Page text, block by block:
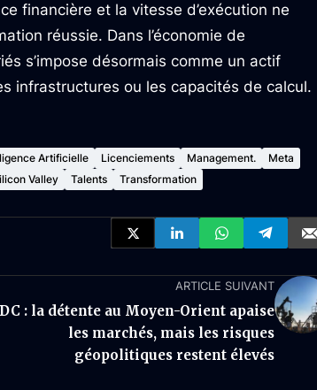
financière et la vitesse d’exécution ne
réussie. Dans l’économie de
s’impose désormais comme un actif
infrastructures ou les capacités de calcul.
Artificielle Licenciements Management.
Meta
Valley Talents Transformation
ARTICLE SUIVANT
: la détente au Moyen-Orient apaise
les marchés, mais les risques
géopolitiques restent élevés